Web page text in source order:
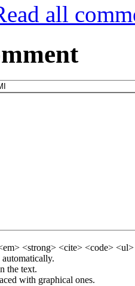
all
<strong> <cite> <code>
the text.
with graphical ones.